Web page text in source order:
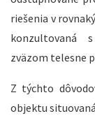
riešenia v
konzultovaná
zväzom telesne
Z týchto
objektu